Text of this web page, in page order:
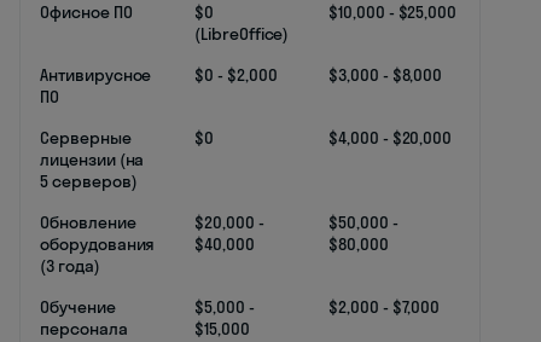
Офисное ПО
$0
(LibreOffice)
$10,000 - $25,000
Антивирусное
ПО
$0 - $2,000 $3,000 - $8,000
Серверные
лицензии (на
5 серверов)
$0 $4,000 - $20,000
Обновление
оборудования
(3 года)
$20,000 -
$40,000
$50,000 -
$80,000
Обучение
персонала
$5,000 -
$15,000
$2,000 - $7,000